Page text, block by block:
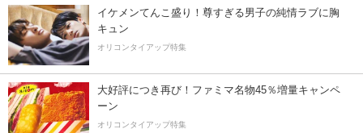
イケメンてんこ盛り！尊すぎる男子の純情ラブに胸
キュン
オリコンタイアップ特集
大好評につき再び！ファミマ名物45％増量キャンペ
ーン
オリコンタイアップ特集